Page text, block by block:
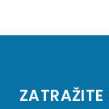
ZATRAŽITE